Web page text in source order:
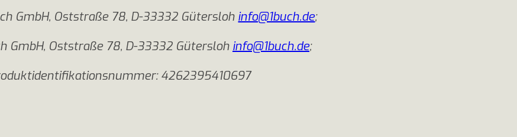
GmbH, Oststraße 78, D-33332 Güterslohinfo@1buch.de;
GmbH, Oststraße 78, D-33332 Güterslohinfo@1buch.de;
4262395410697